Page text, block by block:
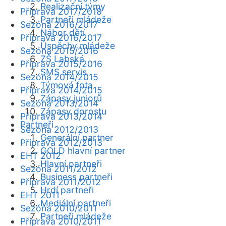
Realizační týmy
Partneři mládeže
Nábor dětí
Úspěchy mládeže
ZŠ Labská
SMS servis
Týmová fota
Zápasy juniorů
Zápasy dorostu
Partneři
Generální partner
GOLD hlavní partner
Hlavní partneři
Business partneři
Hrdí partneři
Mediální partneři
Partneři mládeže
Příprava 2017/2018
Sezóna 2016/2017
Příprava 2016/2017
Sezóna 2015/2016
Příprava 2015/2016
Sezóna 2014/2015
Příprava 2014/2015
Sezóna 2013/2014
Příprava 2013/2014
Sezóna 2012/2013
Příprava 2012/2013
EHT 2012
Sezóna 2011/2012
Příprava 2011/2012
EHT 2011
Sezóna 2010/2011
Příprava 2010/2011